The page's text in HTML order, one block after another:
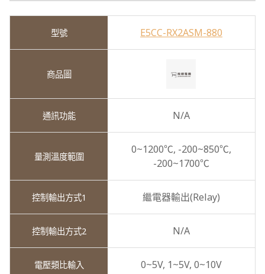
E5CC-RX2ASM-880
N/A
0~1200℃, -200~850℃,
-200~1700℃
繼電器輸出(Relay)
N/A
0~5V, 1~5V, 0~10V